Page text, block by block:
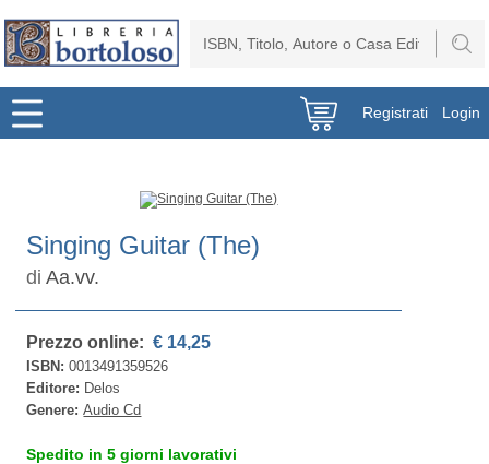
Registrati Login
Singing Guitar (The)
diAa.vv.
Prezzo online: € 14,25
ISBN:0013491359526
Editore: Delos
Genere:Audio Cd
Spedito in 5 giorni lavorativi